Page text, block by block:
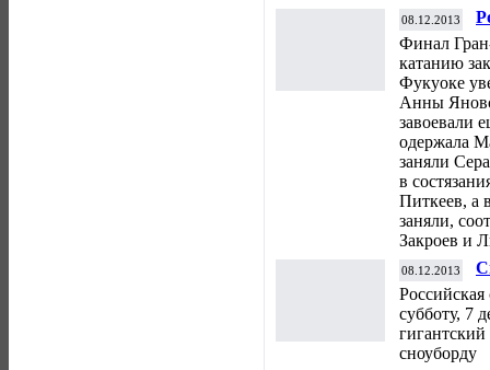
08.12.2013
Финал
катанию
Фукуоке
Анны
завоевали
одержала
заняли
в
Питкеев, а
заняли,
Закроев и
08.12.2013
субботу, 7
сноуборду